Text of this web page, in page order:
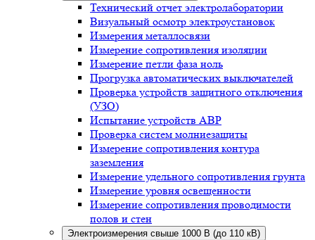
Технический отчет электролаборатории
Визуальный осмотр электроустановок
Измерения металлосвязи
Измерение сопротивления изоляции
Измерение петли фаза ноль
Прогрузка автоматических выключателей
Проверка устройств защитного отключения
(УЗО)
Испытание устройств АВР
Проверка систем молниезащиты
Измерение сопротивления контура
заземления
Измерение удельного сопротивления грунта
Измерение уровня освещенности
Измерение сопротивления проводимости
полов и стен
Электроизмерения свыше 1000 В (до 110 кВ)